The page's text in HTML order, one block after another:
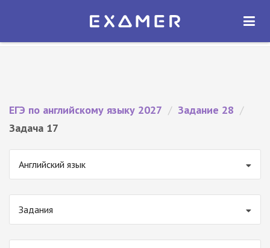
Экзамер — ЕГЭ 2027
ОТКРЫТЬ
ЕГЭ по английскому языку 2027 / Задание 28 /
Задача 17
Английский язык
Задания